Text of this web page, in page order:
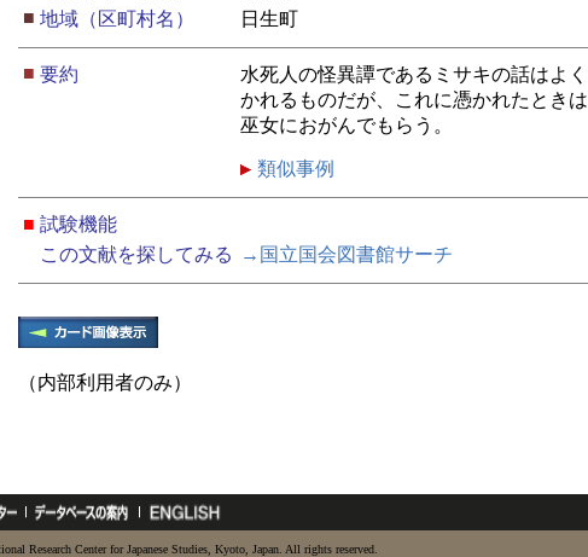
■ 地域（区町村名） 日生町
■ 要約
水死人の怪異譚であるミサキの話はよ
かれるものだが、これに憑かれたとき
巫女におがんでもらう。
類似事例
■ 試験機能
この文献を探してみる
→国立国会図書館サーチ
（内部利用者のみ）
Research Center for Japanese Studies, Kyoto, Japan. All rights reserved.